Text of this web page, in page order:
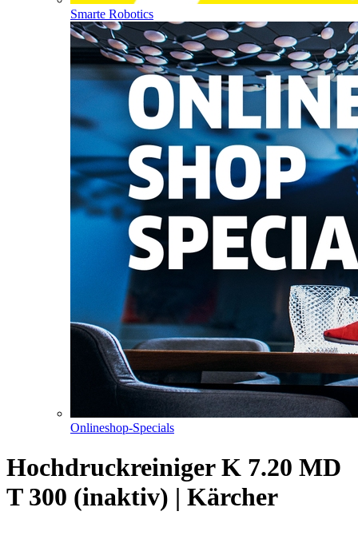
Smarte Robotics
Onlineshop-Specials
Hochdruckreiniger K 7.20 MD
T 300 (inaktiv) | Kärcher